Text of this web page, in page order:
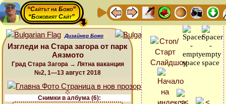
“Сайтът на Божо”
“Божовият Сайт”
Дизайнер Божо
Изгледи на Стара загора от парк
Аязмото
Град Стара Загора → Лятна ваканция
№2, 1—13 август 2018
Снимки в албума (6):